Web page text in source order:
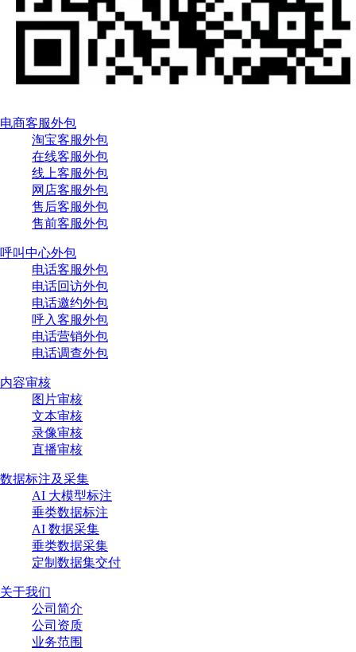
电商客服外包
淘宝客服外包
在线客服外包
线上客服外包
网店客服外包
售后客服外包
售前客服外包
呼叫中心外包
电话客服外包
电话回访外包
电话邀约外包
呼入客服外包
电话营销外包
电话调查外包
内容审核
图片审核
文本审核
录像审核
直播审核
数据标注及采集
AI 大模型标注
垂类数据标注
AI 数据采集
垂类数据采集
定制数据集交付
关于我们
公司简介
公司资质
业务范围